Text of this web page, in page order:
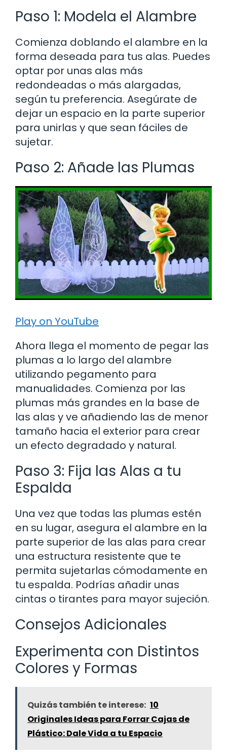
Paso 1: Modela el Alambre
Comienza doblando el alambre en la
forma deseada para tus alas. Puedes
optar por unas alas más
redondeadas o más alargadas,
según tu preferencia. Asegúrate de
dejar un espacio en la parte superior
para unirlas y que sean fáciles de
sujetar.
Paso 2: Añade las Plumas
Play on YouTube
Ahora llega el momento de pegar las
plumas a lo largo del alambre
utilizando pegamento para
manualidades. Comienza por las
plumas más grandes en la base de
las alas y ve añadiendo las de menor
tamaño hacia el exterior para crear
un efecto degradado y natural.
Paso 3: Fija las Alas a tu
Espalda
Una vez que todas las plumas estén
en su lugar, asegura el alambre en la
parte superior de las alas para crear
una estructura resistente que te
permita sujetarlas cómodamente en
tu espalda. Podrías añadir unas
cintas o tirantes para mayor sujeción.
Consejos Adicionales
Experimenta con Distintos
Colores y Formas
Quizás también te interese: 10
Originales Ideas para Forrar Cajas de
Plástico: Dale Vida a tu Espacio